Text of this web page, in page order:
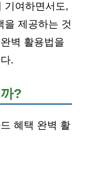
기여하면서도,
을 제공하는 것
벽 활용법을
.
?
혜택 완벽 활